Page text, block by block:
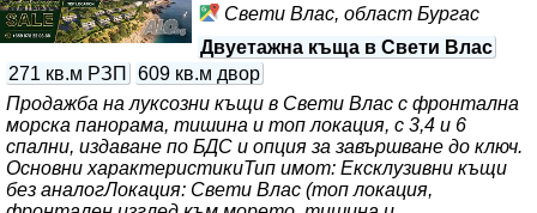
Свети Влас, област Бургас
Двуетажна къща в Свети Влас
271 кв.м РЗП
609 кв.м двор
Продажба на луксозни къщи в Свети Влас с фронтална
морска панорама, тишина и топ локация, с 3,4 и 6
спални, издаване по БДС и опция за завършване до ключ.
Основни характеристикиТип имот: Ексклузивни къщи
без аналогЛокация: Свети Влас (топ локация,